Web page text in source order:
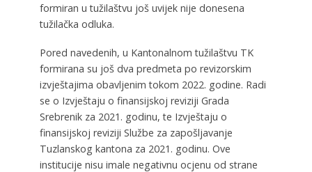
formiran u tužilaštvu još uvijek nije donesena
tužilačka odluka.
Pored navedenih, u Kantonalnom tužilaštvu TK
formirana su još dva predmeta po revizorskim
izvještajima obavljenim tokom 2022. godine. Radi
se o Izvještaju o finansijskoj reviziji Grada
Srebrenik za 2021. godinu, te Izvještaju o
finansijskoj reviziji Službe za zapošljavanje
Tuzlanskog kantona za 2021. godinu. Ove
institucije nisu imale negativnu ocjenu od strane